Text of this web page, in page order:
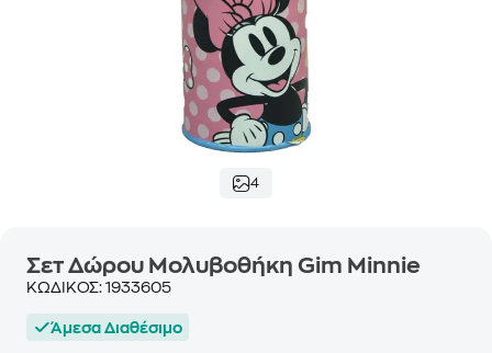
4
Σετ Δώρου Μολυβοθήκη Gim Minnie
ΚΩΔΙΚΟΣ: 1933605
Άμεσα Διαθέσιμο